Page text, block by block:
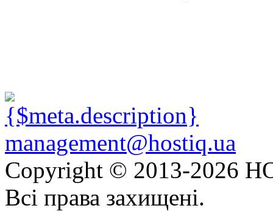
management@hostiq.ua
Copyright © 2013-2026
Всі права захищені.